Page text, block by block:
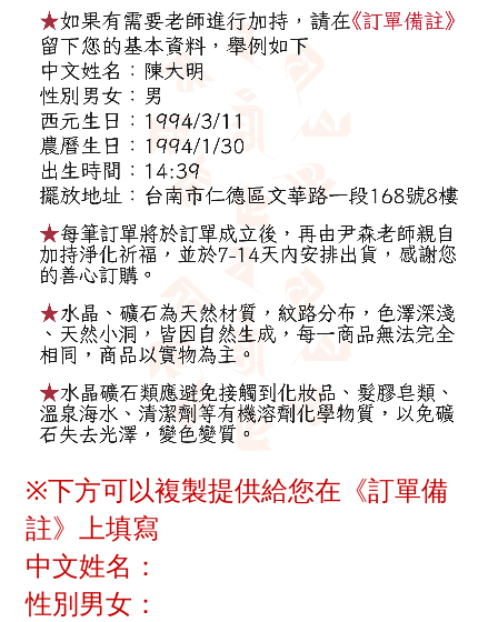
※下方可以複製提供給您在《訂單備
註》上填寫
中文姓名：
性別男女：